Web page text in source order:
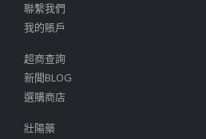
聯繫我們
我的賬戶
超商查詢
新聞BLOG
選購商店
壯陽藥